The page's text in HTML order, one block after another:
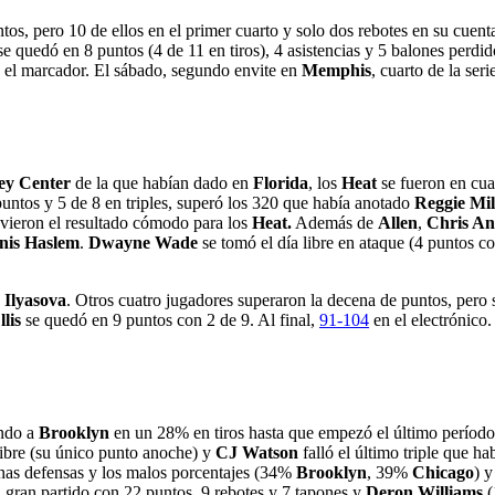
pero 10 de ellos en el primer cuarto y solo dos rebotes en su
quedó en 8 puntos (4 de 11 en tiros), 4 asistencias y 5 balones
marcador. El sábado, segundo envite en Memphis, cuarto de la
Center de la que habían dado en Florida, los Heat se fueron en
y 5 de 8 en triples, superó los 320 que había anotado Reggie
el resultado cómodo para los Heat. Además de Allen, Chris
Haslem. Dwayne Wade se tomó el día libre en ataque (4 puntos
Ilyasova. Otros cuatro jugadores superaron la decena de puntos,
se quedó en 9 puntos con 2 de 9. Al final, 91-104 en el
a Brooklyn en un 28% en tiros hasta que empezó el último
(su único punto anoche) y CJ Watson falló el último triple que
defensas y los malos porcentajes (34% Brooklyn, 39% Chicago) y